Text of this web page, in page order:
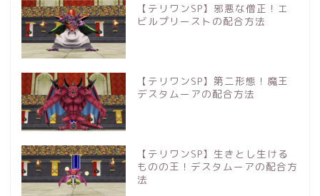
【テリワンSP】邪悪な僧正！エ
ビルプリーストの配合方法
【テリワンSP】第二形態！魔王
デスタムーアの配合方法
【テリワンSP】生きとし生ける
ものの王！デスタムーアの配合方
法